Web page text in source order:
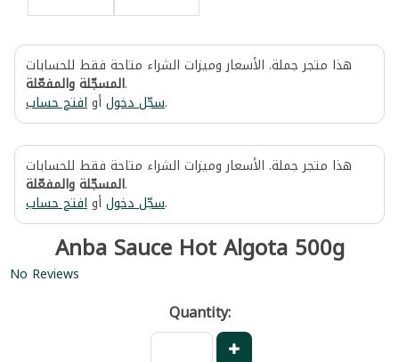
هذا متجر جملة. الأسعار وميزات الشراء متاحة فقط للحسابات
المسجّلة والمفعّلة.
سجّل دخولأوافتح حساب .
هذا متجر جملة. الأسعار وميزات الشراء متاحة فقط للحسابات
المسجّلة والمفعّلة.
سجّل دخولأوافتح حساب .
Anba Sauce Hot Algota 500g
No Reviews
Quantity: